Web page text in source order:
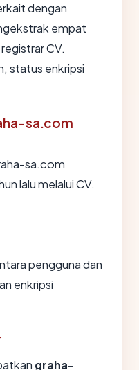
dengan
empat
CV.
status enkripsi
sa.com
sa.com
lalu melalui CV.
pengguna dan
enkripsi
graha-